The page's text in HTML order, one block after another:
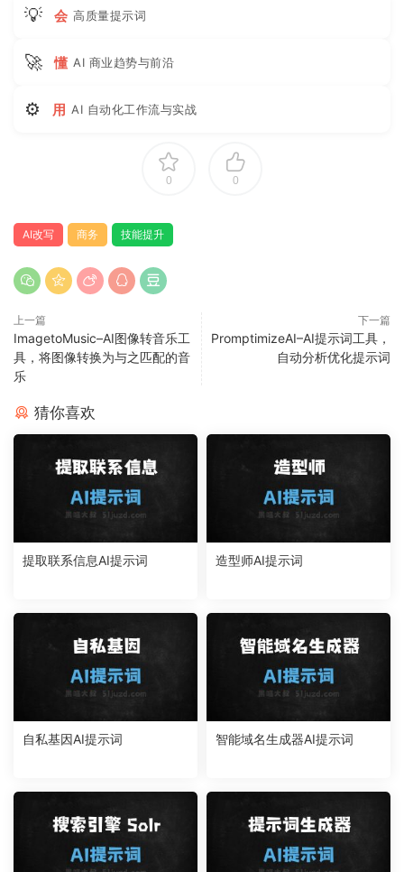
💡 会 高质量提示词
🚀 懂 AI 商业趋势与前沿
⚙ 用 AI 自动化工作流与实战
0 0
AI改写 商务 技能提升
上一篇
ImagetoMusic–AI图像转音乐工
具，将图像转换为与之匹配的音
乐
下一篇
PromptimizeAI–AI提示词工具，
自动分析优化提示词
猜你喜欢
提取联系信息AI提示词 造型师AI提示词
自私基因AI提示词 智能域名生成器AI提示词